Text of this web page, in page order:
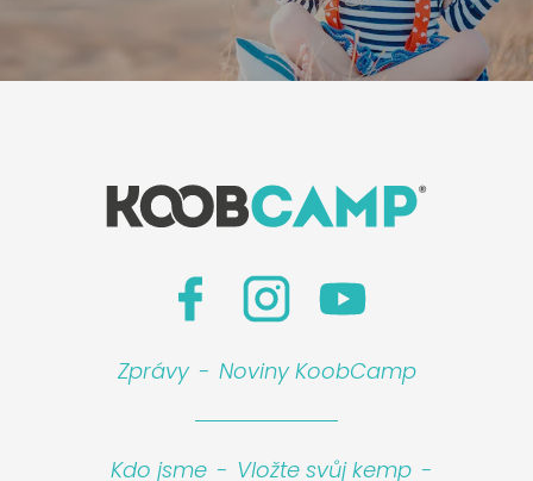
Zprávy - Noviny KoobCamp
Kdo jsme - Vložte svůj kemp -